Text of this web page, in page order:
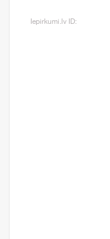
Iepirkumi.lv ID: